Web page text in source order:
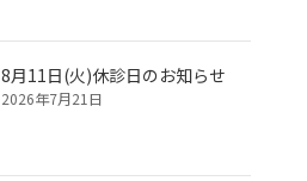
8月11日(火)休診日のお知らせ
2026年7月21日